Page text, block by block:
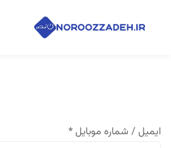
ایمیل / شماره موبایل*